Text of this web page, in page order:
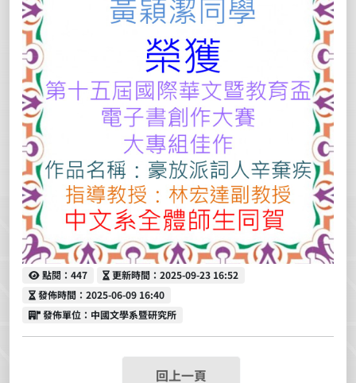
點閱
點閱：447 更新時間
更新時間：2025-09-23 16:52
發佈時間
發佈時間：2025-06-09 16:40
發佈單位
發佈單位：中國文學系暨研究所
回上一頁